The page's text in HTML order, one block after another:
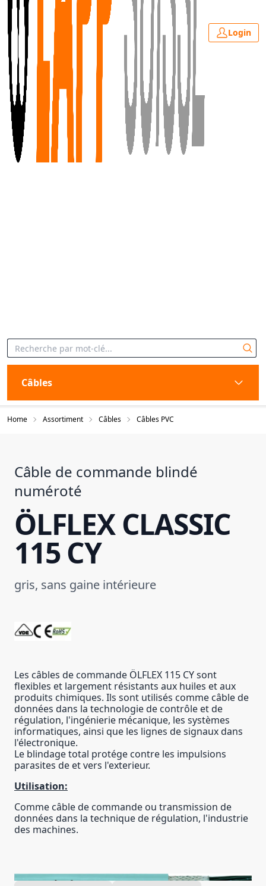
Login
Câbles
Home Assortiment Câbles Câbles PVC
Câble de commande blindé
numéroté
ÖLFLEX CLASSIC
115 CY
gris, sans gaine intérieure
Les câbles de commande ÖLFLEX 115 CY sont
flexibles et largement résistants aux huiles et aux
produits chimiques. Ils sont utilisés comme câble de
données dans la technologie de contrôle et de
régulation, l'ingénierie mécanique, les systèmes
informatiques, ainsi que les lignes de signaux dans
l'électronique.
Le blindage total protége contre les impulsions
parasites de et vers l'exterieur.
Utilisation:
Comme câble de commande ou transmission de
données dans la technique de régulation, l'industrie
des machines.